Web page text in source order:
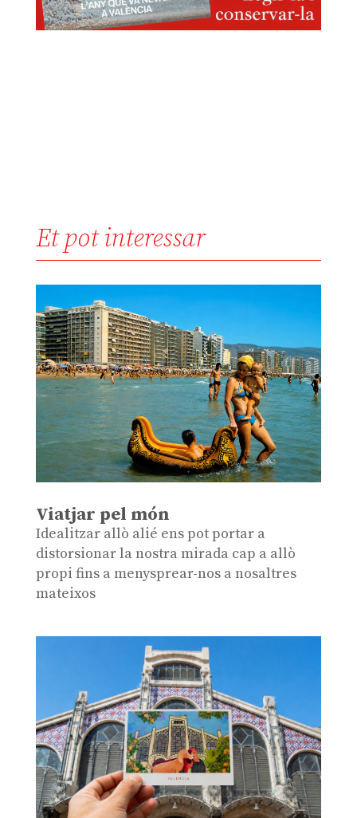
Et pot interessar
Viatjar pel món
Idealitzar allò alié ens pot portar a
distorsionar la nostra mirada cap a allò
propi fins a menysprear-nos a nosaltres
mateixos